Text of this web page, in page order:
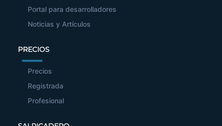
Portal para desarrolladores
Noticias y Artículos
PRECIOS
Precios
Registrada
Profesional